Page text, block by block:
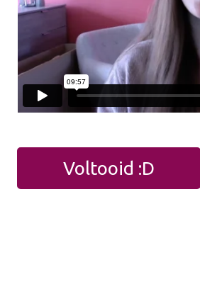
Voltooid :D